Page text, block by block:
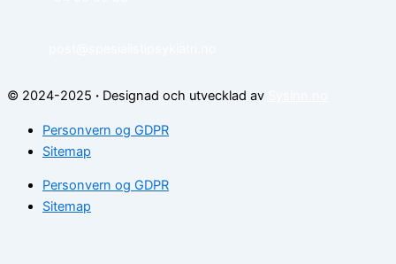
© 2024-2025 · Designad och utvecklad av
Personvern og GDPR
Sitemap
Personvern og GDPR
Sitemap